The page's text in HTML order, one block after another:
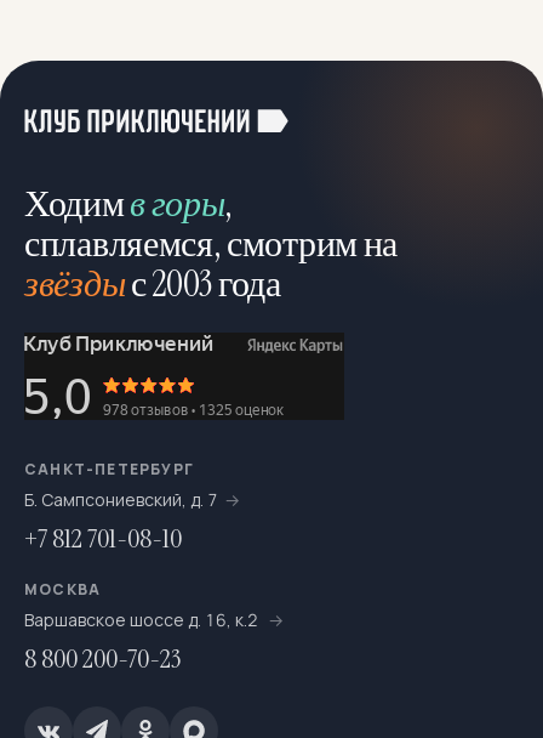
Ходимв горы,
сплавляемся, смотрим на
звёздыс 2003 года
САНКТ-ПЕТЕРБУРГ
Б. Сампсониевский, д. 7
+7 812 701-08-10
МОСКВА
Варшавское шоссе д. 16, к.2
8 800 200-70-23